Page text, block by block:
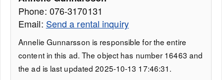
Phone: 076-3170131
Email: Send a rental inquiry
Annelie Gunnarsson is responsible for the entire
content in this ad. The object has number 16463 and
the ad is last updated 2025-10-13 17:46:31.